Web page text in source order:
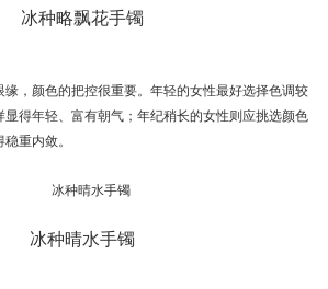
冰种略飘花手镯
缘，颜色的把控很重要。年轻的女性最好选择色调较
得年轻、富有朝气；年纪稍长的女性则应挑选颜色
重内敛。
冰种晴水手镯